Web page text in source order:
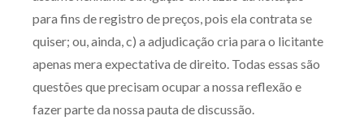
para fins de registro de preços, pois ela contrata se
quiser; ou, ainda, c) a adjudicação cria para o licitante
apenas mera expectativa de direito. Todas essas são
questões que precisam ocupar a nossa reflexão e
fazer parte da nossa pauta de discussão.